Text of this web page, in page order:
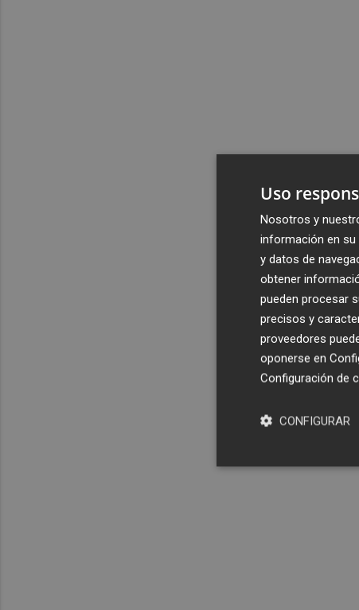
Uso
Nosotros y
información en su
y datos de
obtener
pueden procesar
precisos y
proveedores
oponerse en
Configuración de
CONFIGURAR